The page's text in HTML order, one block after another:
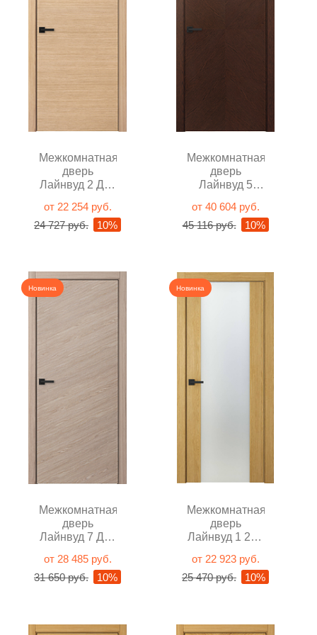
Межкомнатная
дверь
Лайнвуд 2 Дуб
глухая
от 22 254 руб.
24 727 руб.
10%
Межкомнатная
дверь
Лайнвуд 5
махагон
глухая
от 40 604 руб.
45 116 руб.
10%
Новинка
Межкомнатная
дверь
Лайнвуд 7 Дуб
глухая
от 28 485 руб.
31 650 руб.
10%
Новинка
Межкомнатная
дверь
Лайнвуд 1 202
натуральный
со стеклом
от 22 923 руб.
25 470 руб.
10%